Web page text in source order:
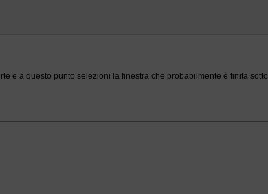
e a questo punto selezioni la finestra che probabilmente è finita sotto